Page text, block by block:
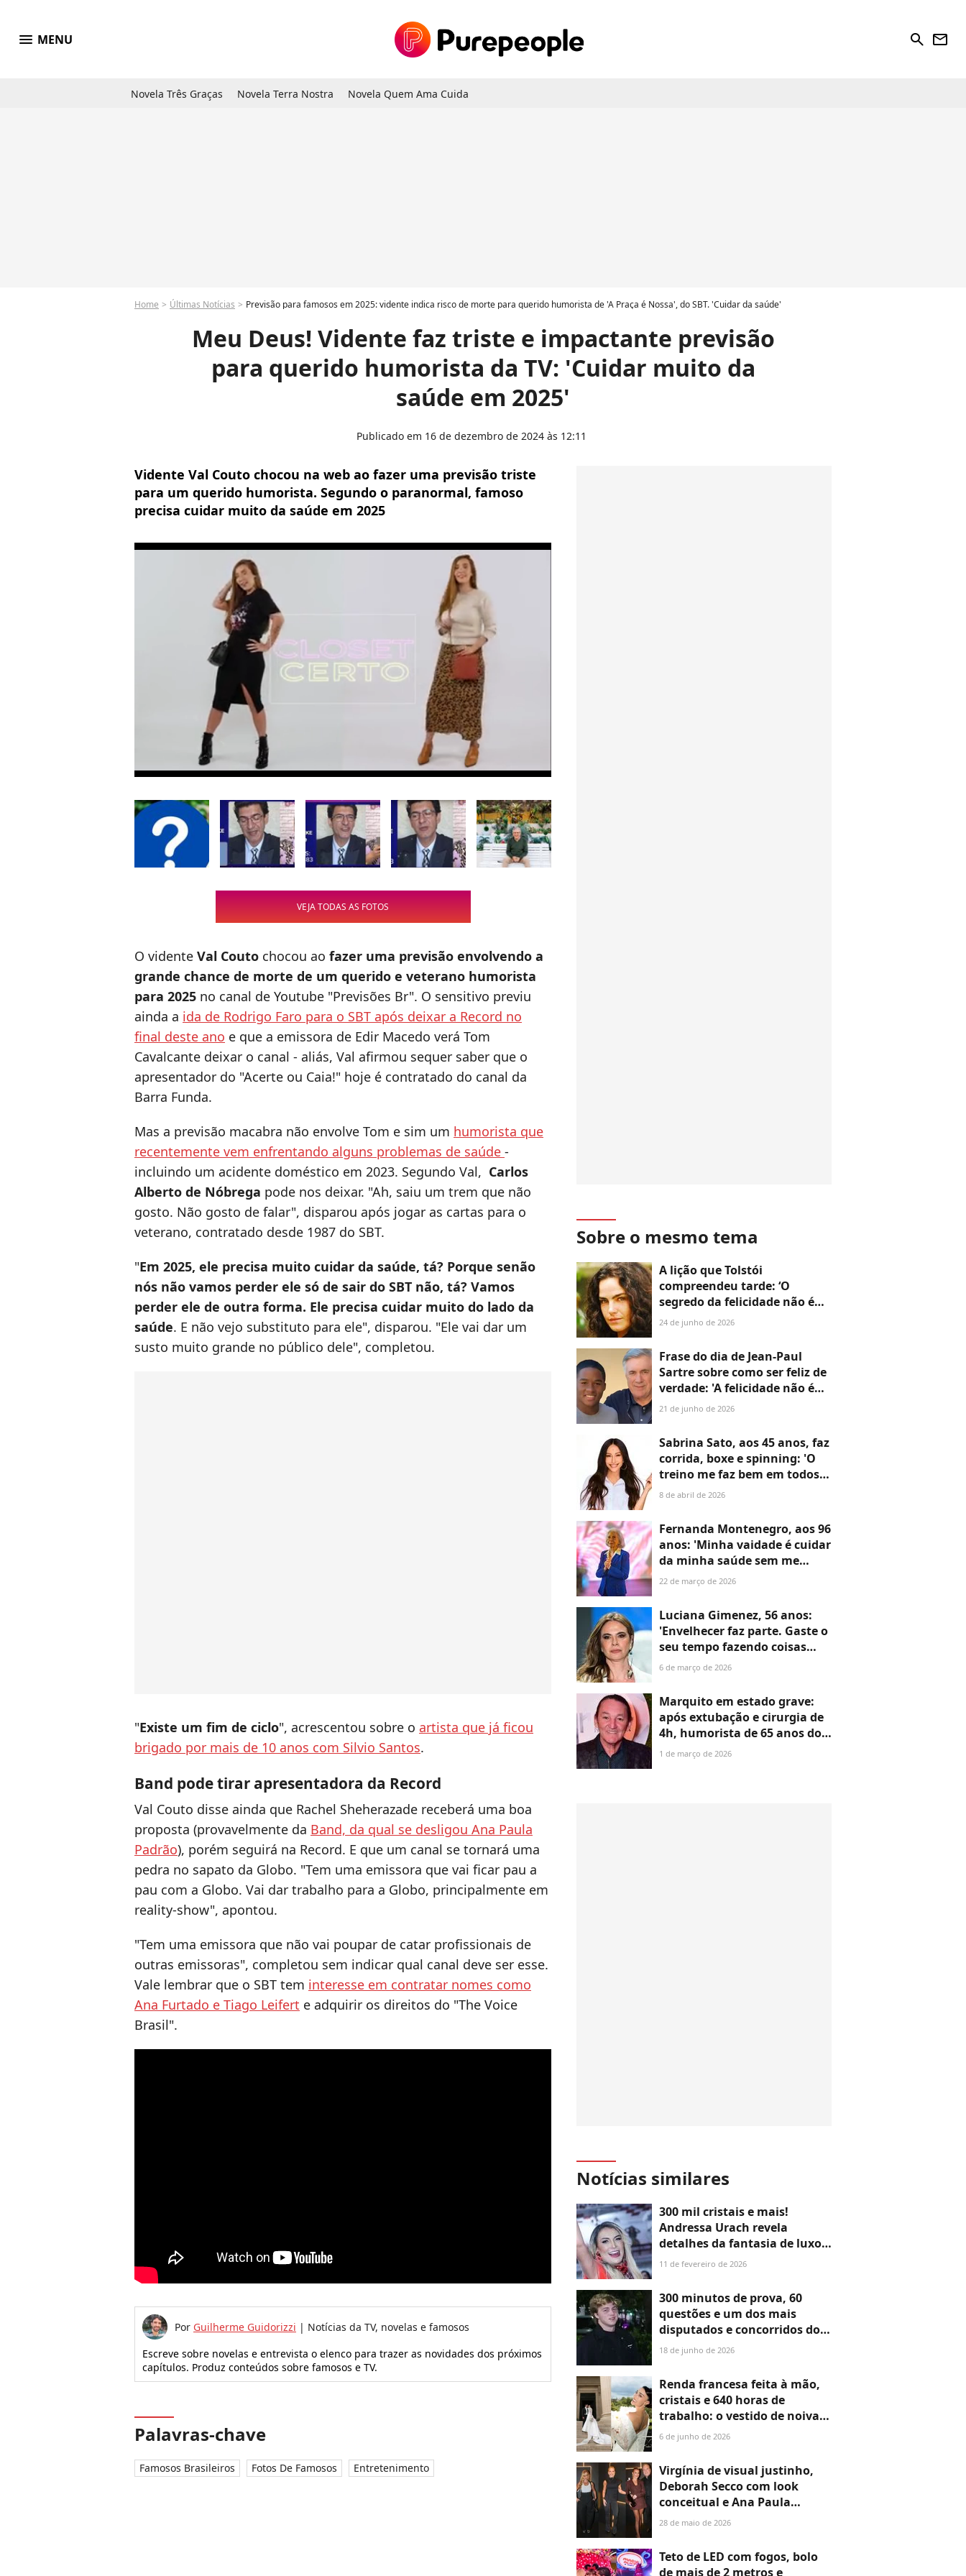
menu MENU search newsletter
Novela Três Graças Novela Terra Nostra Novela Quem Ama Cuida
Home Últimas Notícias Previsão para famosos em 2025: vidente indica risco de morte para querido humorista de 'A Praça é Nossa', do SBT. 'Cuidar da saúde'
Meu Deus! Vidente faz triste e impactante previsão
para querido humorista da TV: 'Cuidar muito da
saúde em 2025'
Publicado em 16 de dezembro de 2024 às 12:11
Vidente Val Couto chocou na web ao fazer uma previsão triste
para um querido humorista. Segundo o paranormal, famoso
precisa cuidar muito da saúde em 2025
VEJA TODAS AS FOTOS
O vidente Val Couto chocou ao fazer uma previsão envolvendo a
grande chance de morte de um querido e veterano humorista
para 2025 no canal de Youtube "Previsões Br". O sensitivo previu
ainda a ida de Rodrigo Faro para o SBT após deixar a Record no
final deste ano e que a emissora de Edir Macedo verá Tom
Cavalcante deixar o canal - aliás, Val afirmou sequer saber que o
apresentador do "Acerte ou Caia!" hoje é contratado do canal da
Barra Funda.
Mas a previsão macabra não envolve Tom e sim um humorista que
recentemente vem enfrentando alguns problemas de saúde -
incluindo um acidente doméstico em 2023. Segundo Val, Carlos
Alberto de Nóbrega pode nos deixar. "Ah, saiu um trem que não
gosto. Não gosto de falar", disparou após jogar as cartas para o
veterano, contratado desde 1987 do SBT.
"Em 2025, ele precisa muito cuidar da saúde, tá? Porque senão
nós não vamos perder ele só de sair do SBT não, tá? Vamos
perder ele de outra forma. Ele precisa cuidar muito do lado da
saúde. E não vejo substituto para ele", disparou. "Ele vai dar um
susto muito grande no público dele", completou.
"Existe um fim de ciclo", acrescentou sobre o artista que já ficou
brigado por mais de 10 anos com Silvio Santos.
Band pode tirar apresentadora da Record
Val Couto disse ainda que Rachel Sheherazade receberá uma boa
proposta (provavelmente da Band, da qual se desligou Ana Paula
Padrão), porém seguirá na Record. E que um canal se tornará uma
pedra no sapato da Globo. "Tem uma emissora que vai ficar pau a
pau com a Globo. Vai dar trabalho para a Globo, principalmente em
reality-show", apontou.
"Tem uma emissora que não vai poupar de catar profissionais de
outras emissoras", completou sem indicar qual canal deve ser esse.
Vale lembrar que o SBT tem interesse em contratar nomes como
Ana Furtado e Tiago Leifert e adquirir os direitos do "The Voice
Brasil".
Por Guilherme Guidorizzi | Notícias da TV, novelas e famosos
Escreve sobre novelas e entrevista o elenco para trazer as novidades dos próximos
capítulos. Produz conteúdos sobre famosos e TV.
Palavras-chave
Famosos Brasileiros Fotos De Famosos Entretenimento
Sobre o mesmo tema
A lição que Tolstói
compreendeu tarde: ‘O
segredo da felicidade não é
fazer sempre o que se quer,
faz’
24 de junho de 2026
Frase do dia de Jean-Paul
Sartre sobre como ser feliz de
verdade: 'A felicidade não é
fazer o que se quer, mas
21 de junho de 2026
Sabrina Sato, aos 45 anos, faz
corrida, boxe e spinning: 'O
treino me faz bem em todos
os sentidos, mental e físico. E
sou hoje. É um cuidado
comigo mesma'
8 de abril de 2026
Fernanda Montenegro, aos 96
anos: 'Minha vaidade é cuidar
da minha saúde sem me
privar das coisas que quero
22 de março de 2026
Luciana Gimenez, 56 anos:
'Envelhecer faz parte. Gaste o
seu tempo fazendo coisas
boas para sua saúde.
precisa colocar mais'
6 de março de 2026
Marquito em estado grave:
após extubação e cirurgia de
4h, humorista de 65 anos do
'Programa do Ratinho' tem
1 de março de 2026
Notícias similares
300 mil cristais e mais!
Andressa Urach revela
detalhes da fantasia de luxo
para desfile do Carnaval 2026
11 de fevereiro de 2026
300 minutos de prova, 60
questões e um dos mais
disputados e concorridos do
Brasil: como é o vestibular do
Huck, filho nº 2 de Angélica e
Luciano Huck, planeja fazer
18 de junho de 2026
Renda francesa feita à mão,
cristais e 640 horas de
trabalho: o vestido de noiva
de Elisa Zarzur para casar
Paris
6 de junho de 2026
Virgínia de visual justinho,
Deborah Secco com look
conceitual e Ana Paula
Siebert brilhante: 15 looks
em SP
28 de maio de 2026
Teto de LED com fogos, bolo
de mais de 2 metros e